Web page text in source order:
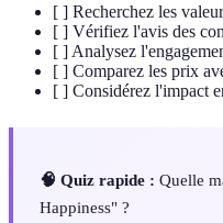
[ ] Recherchez les
[ ] Vérifiez l'avis des
[ ] Analysez
[ ] Comparez les prix
[ ] Considérez l'impact
🧠 Quiz rapide : Quelle
Happiness" ?